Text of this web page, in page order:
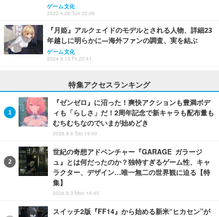
ゲーム文化
2022.4.26 Tue 22:06
『月姫』アルクェイドのモデルとされる人物、詳細23
年越しに明らかに―海外ファンの調査、実を結ぶ
ゲーム文化
2024.9.13 Fri 20:41
特集アクセスランキング
『ゼンゼロ』に沼った！爽快アクションも豊満ボデ
ィも「らしさ」だ！2周年記念で新キャラも配布量も
むちむちなのでいまが始めどき
2026.8.8 Sat 19:00
世紀の奇想アドベンチャー『GARAGE ガラージ
ュ』とは何だったのか？独特すぎるゲーム性、キャ
ラクター、デザイン…唯一無二の世界観に迫る【特
集】
2026.8.3 Mon 18:45
スイッチ2版『FF14』から始める新米“ヒカセン”が